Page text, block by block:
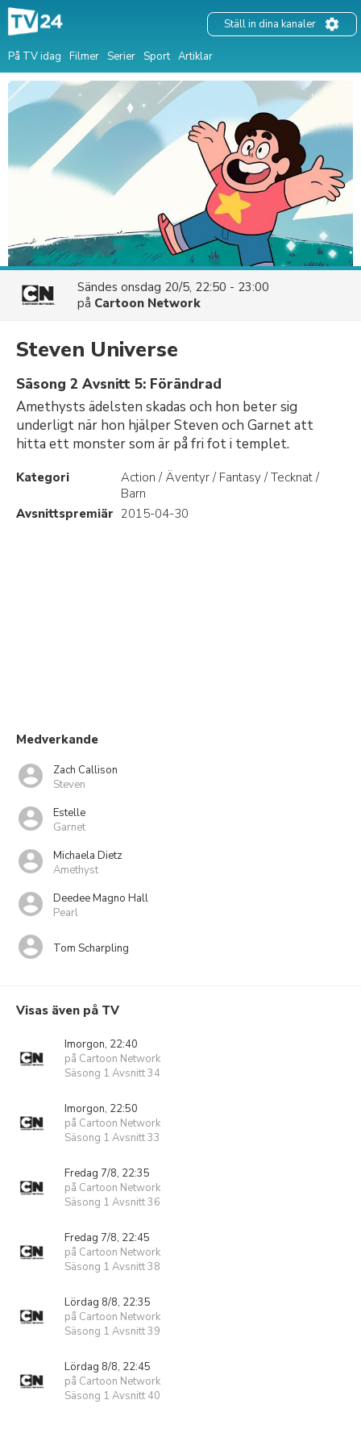
På TV idag Filmer Serier Sport Artiklar
Ställ in dina kanaler
Sändes onsdag 20/5, 22:50 - 23:00
på Cartoon Network
Steven Universe
Säsong 2 Avsnitt 5: Förändrad
Amethysts ädelsten skadas och hon beter sig
underligt när hon hjälper Steven och Garnet att
hitta ett monster som är på fri fot i templet.
Kategori
Action / Äventyr / Fantasy / Tecknat /
Barn
Avsnittspremiär 2015-04-30
Medverkande
Zach Callison
Steven
Estelle
Garnet
Michaela Dietz
Amethyst
Deedee Magno Hall
Pearl
Tom Scharpling
Visas även på TV
Imorgon, 22:40
på Cartoon Network
Säsong 1 Avsnitt 34
Imorgon, 22:50
på Cartoon Network
Säsong 1 Avsnitt 33
Fredag 7/8, 22:35
på Cartoon Network
Säsong 1 Avsnitt 36
Fredag 7/8, 22:45
på Cartoon Network
Säsong 1 Avsnitt 38
Lördag 8/8, 22:35
på Cartoon Network
Säsong 1 Avsnitt 39
Lördag 8/8, 22:45
på Cartoon Network
Säsong 1 Avsnitt 40